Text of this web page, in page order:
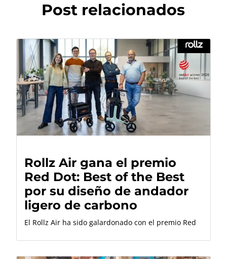
Post relacionados
Rollz Air gana el premio
Red Dot: Best of the Best
por su diseño de andador
ligero de carbono
El Rollz Air ha sido galardonado con el premio Red